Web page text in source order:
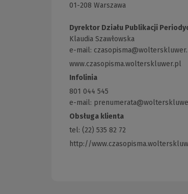
01-208 Warszawa
Dyrektor Działu Publikacji
Klaudia Szawłowska
e-mail:
www.czasopisma.wolterskluwer.pl
Infolinia
801 044 545
e-mail:
Obsługa klienta
tel: (22) 535 82 72
http://